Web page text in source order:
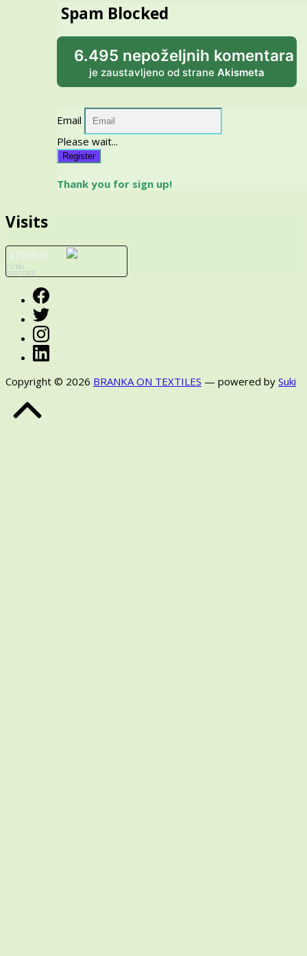
Spam Blocked
6.495 nepoželjnih komentara
je zaustavljeno od strane Akismeta
Email
Please wait...
Register
Thank you for sign up!
Visits
1226922
TOTAL
VISITORS
Facebook
Twitter
Instagram
Copyright © 2026 BRANKA ON TEXTILES — powered by Suki